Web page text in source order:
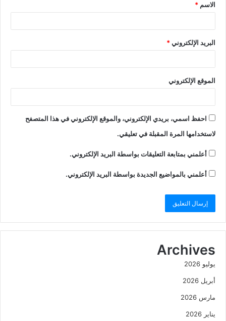
الاسم *
البريد الإلكتروني*
الموقع الإلكتروني
احفظ اسمي، بريدي الإلكتروني، والموقع الإلكتروني في هذا المتصفح
لاستخدامها المرة المقبلة في تعليقي.
أعلمني بمتابعة التعليقات بواسطة البريد الإلكتروني.
أعلمني بالمواضيع الجديدة بواسطة البريد الإلكتروني.
Archives
يوليو 2026
أبريل 2026
مارس 2026
يناير 2026